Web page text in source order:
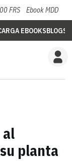
FRS Ebook MDD
EBOOKSBLOGS
planta